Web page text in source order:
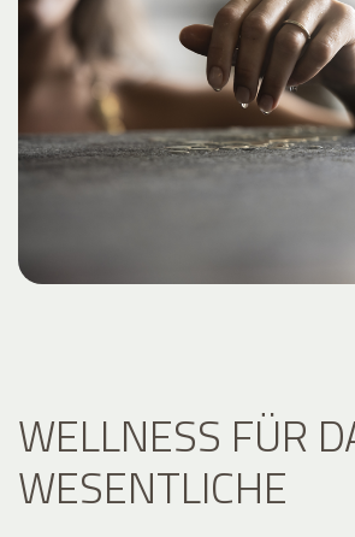
WELLNESS FÜR
WESENTLICHE